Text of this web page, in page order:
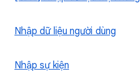
Nhập dữ liệu người dùng
Nhập sự kiện